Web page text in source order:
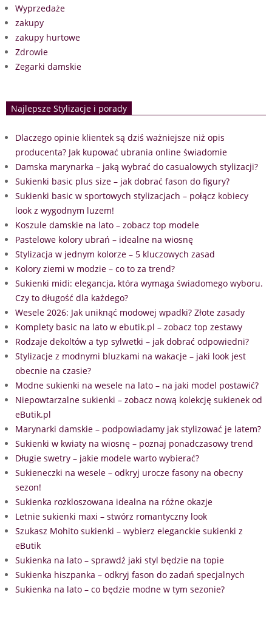
Wyprzedaże
zakupy
zakupy hurtowe
Zdrowie
Zegarki damskie
Najlepsze Stylizacje i porady
Dlaczego opinie klientek są dziś ważniejsze niż opis
producenta? Jak kupować ubrania online świadomie
Damska marynarka – jaką wybrać do casualowych stylizacji?
Sukienki basic plus size – jak dobrać fason do figury?
Sukienki basic w sportowych stylizacjach – połącz kobiecy
look z wygodnym luzem!
Koszule damskie na lato – zobacz top modele
Pastelowe kolory ubrań – idealne na wiosnę
Stylizacja w jednym kolorze – 5 kluczowych zasad
Kolory ziemi w modzie – co to za trend?
Sukienki midi: elegancja, która wymaga świadomego wyboru.
Czy to długość dla każdego?
Wesele 2026: Jak uniknąć modowej wpadki? Złote zasady
Komplety basic na lato w ebutik.pl – zobacz top zestawy
Rodzaje dekoltów a typ sylwetki – jak dobrać odpowiedni?
Stylizacje z modnymi bluzkami na wakacje – jaki look jest
obecnie na czasie?
Modne sukienki na wesele na lato – na jaki model postawić?
Niepowtarzalne sukienki – zobacz nową kolekcję sukienek od
eButik.pl
Marynarki damskie – podpowiadamy jak stylizować je latem?
Sukienki w kwiaty na wiosnę – poznaj ponadczasowy trend
Długie swetry – jakie modele warto wybierać?
Sukieneczki na wesele – odkryj urocze fasony na obecny
sezon!
Sukienka rozkloszowana idealna na różne okazje
Letnie sukienki maxi – stwórz romantyczny look
Szukasz Mohito sukienki – wybierz eleganckie sukienki z
eButik
Sukienka na lato – sprawdź jaki styl będzie na topie
Sukienka hiszpanka – odkryj fason do zadań specjalnych
Sukienka na lato – co będzie modne w tym sezonie?